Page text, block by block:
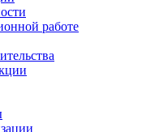
работе